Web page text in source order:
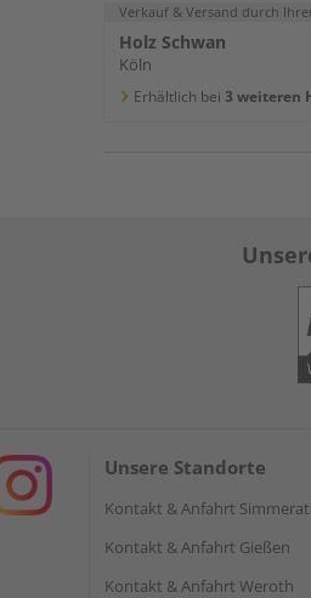
Verkauf & Versand durch
Holz Schwan
Köln
Erhältlich bei 3 weiteren
Unsere Standorte
Kontakt & Anfahrt
Kontakt & Anfahrt Gießen
Kontakt & Anfahrt Weroth